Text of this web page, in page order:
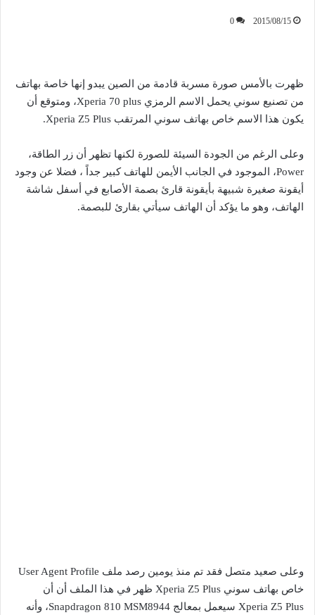
2015/08/15
0
ظهرت بالأمس صورة مسربة قادمة من الصين يبدو إنها خاصة بهاتف
من تصنيع سوني يحمل الاسم الرمزي Xperia 70 plus، ومتوقع أن
يكون هذا الاسم خاص بهاتف سوني المرتقب Xperia Z5 Plus.
وعلى الرغم من الجودة السيئة للصورة لكنها تظهر أن زر الطاقة،
Power، الموجود في الجانب الأيمن للهاتف كبير جداً ، فضلا عن وجود
أيقونة صغيرة شبيهة بأيقونة قارئ بصمة الأصابع في أسفل شاشة
الهاتف، وهو ما يؤكد أن الهاتف سيأتي بقارئ للبصمة.
وعلى صعيد متصل فقد تم منذ يومين رصد ملف User Agent Profile
خاص بهاتف سوني Xperia Z5 Plus ظهر في هذا الملف أن أن
Xperia Z5 Plus سيعمل بمعالج Snapdragon 810 MSM8944، وأنه